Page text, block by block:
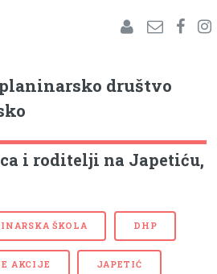
društvo
i roditelji na Japetiću,
ŠKOLA DHP
AKCIJE JAPETIĆ